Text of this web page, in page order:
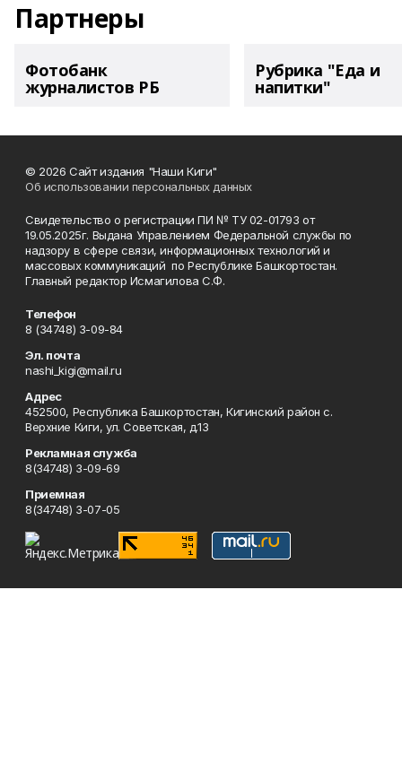
Партнеры
Фотобанк
журналистов РБ
Рубрика "Еда и
напитки"
© 2026 Сайт издания "Наши Киги"
Об использовании персональных данных
Свидетельство о регистрации ПИ № ТУ 02-01793 от
19.05.2025г. Выдана Управлением Федеральной службы по
надзору в сфере связи, информационных технологий и
массовых коммуникаций по Республике Башкортостан.
Главный редактор Исмагилова С.Ф.
Телефон
8 (34748) 3-09-84
Эл. почта
nashi_kigi@mail.ru
Адрес
452500, Республика Башкортостан, Кигинский район с.
Верхние Киги, ул. Советская, д.13
Рекламная служба
8(34748) 3-09-69
Приемная
8(34748) 3-07-05